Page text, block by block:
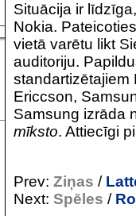
Situācija ir
Nokia.
vietā varētu likt
auditoriju.
standartizētajiem
Ericcson,
Samsung izrāda
mīksto. Attiecīgi
Prev: Ziņas /
Next: Spēles /